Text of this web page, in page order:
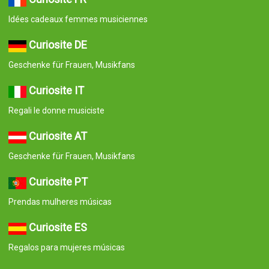
Idées cadeaux femmes musiciennes
Curiosite DE
Geschenke für Frauen, Musikfans
Curiosite IT
Regali le donne musiciste
Curiosite AT
Geschenke für Frauen, Musikfans
Curiosite PT
Prendas mulheres músicas
Curiosite ES
Regalos para mujeres músicas